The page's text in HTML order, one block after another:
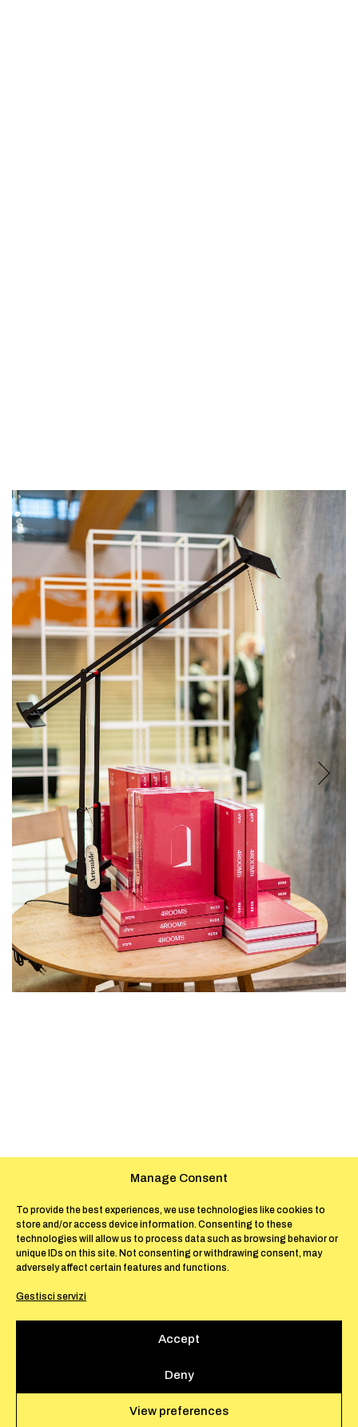
Manage Consent
To provide the best experiences, we use technologies like cookies to
store and/or access device information. Consenting to these
technologies will allow us to process data such as browsing behavior or
unique IDs on this site. Not consenting or withdrawing consent, may
adversely affect certain features and functions.
Gestisci servizi
Accept
Deny
View preferences